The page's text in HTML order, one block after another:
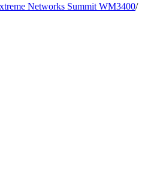
Networks Summit WM3400/